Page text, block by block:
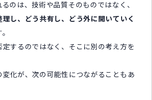
のは、技術や品質そのものではなく、
し、どう共有し、どう外に開いていく
するのではなく、そこに別の考え方を
化が、次の可能性につながることもあ